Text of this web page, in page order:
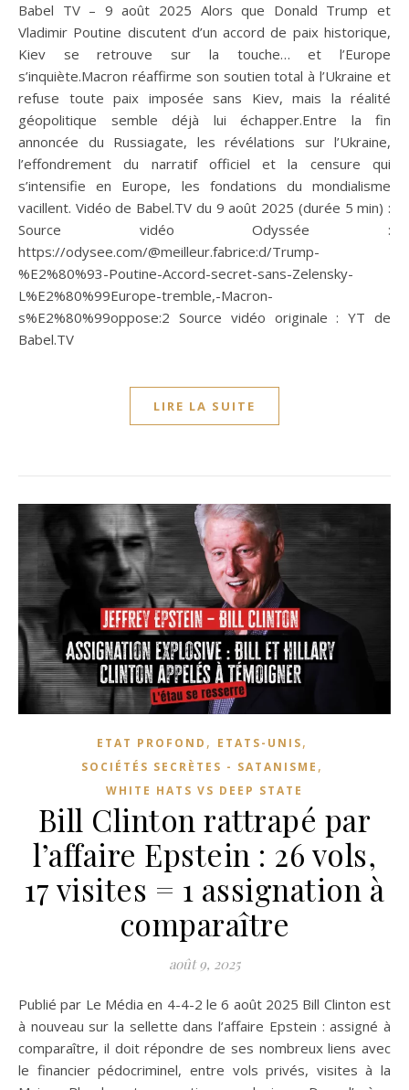
Babel TV – 9 août 2025 Alors que Donald Trump et
Vladimir Poutine discutent d’un accord de paix historique,
Kiev se retrouve sur la touche… et l’Europe
s’inquiète.Macron réaffirme son soutien total à l’Ukraine et
refuse toute paix imposée sans Kiev, mais la réalité
géopolitique semble déjà lui échapper.Entre la fin
annoncée du Russiagate, les révélations sur l’Ukraine,
l’effondrement du narratif officiel et la censure qui
s’intensifie en Europe, les fondations du mondialisme
vacillent. Vidéo de Babel.TV du 9 août 2025 (durée 5 min) :
Source vidéo Odyssée :
https://odysee.com/@meilleur.fabrice:d/Trump-
%E2%80%93-Poutine-Accord-secret-sans-Zelensky-
L%E2%80%99Europe-tremble,-Macron-
s%E2%80%99oppose:2 Source vidéo originale : YT de
Babel.TV
LIRE LA SUITE
ETAT PROFOND , ETATS-UNIS,
SOCIÉTÉS SECRÈTES - SATANISME ,
WHITE HATS VS DEEP STATE
Bill Clinton rattrapé par
l’affaire Epstein : 26 vols,
17 visites = 1 assignation à
comparaître
août 9, 2025
Publié par Le Média en 4-4-2 le 6 août 2025 Bill Clinton est
à nouveau sur la sellette dans l’affaire Epstein : assigné à
comparaître, il doit répondre de ses nombreux liens avec
le financier pédocriminel, entre vols privés, visites à la